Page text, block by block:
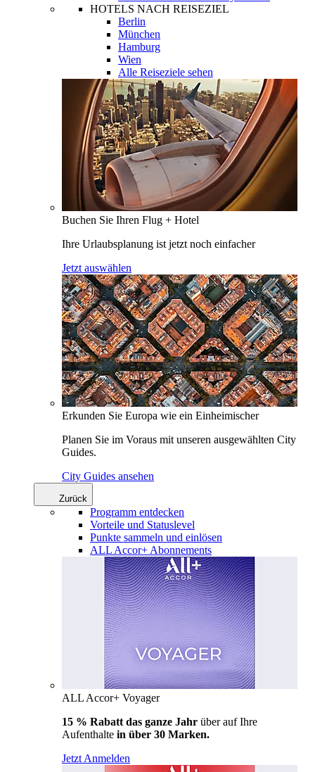
HOTELS NACH REISEZIEL
Berlin
München
Hamburg
Wien
Alle Reiseziele sehen
Buchen Sie Ihren Flug + Hotel
Ihre Urlaubsplanung ist jetzt noch einfacher
Jetzt auswählen
Erkunden Sie Europa wie ein Einheimischer
Planen Sie im Voraus mit unseren ausgewählten City
Guides.
City Guides ansehen
Zurück
Programm entdecken
Vorteile und Statuslevel
Punkte sammeln und einlösen
ALL Accor+ Abonnements
ALL Accor+ Voyager
15 % Rabatt das ganze Jahr über auf Ihre
Aufenthalte in über 30 Marken.
Jetzt Anmelden